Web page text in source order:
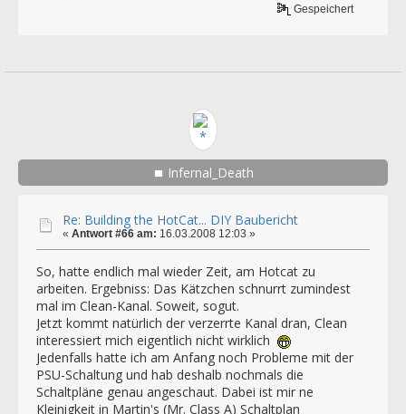
Gespeichert
Infernal_Death
Re: Building the HotCat... DIY Baubericht
« Antwort #66 am: 16.03.2008 12:03 »
So, hatte endlich mal wieder Zeit, am Hotcat zu
arbeiten. Ergebniss: Das Kätzchen schnurrt zumindest
mal im Clean-Kanal. Soweit, sogut.
Jetzt kommt natürlich der verzerrte Kanal dran, Clean
interessiert mich eigentlich nicht wirklich
Jedenfalls hatte ich am Anfang noch Probleme mit der
PSU-Schaltung und hab deshalb nochmals die
Schaltpläne genau angeschaut. Dabei ist mir ne
Kleinigkeit in Martin's (Mr. Class A) Schaltplan